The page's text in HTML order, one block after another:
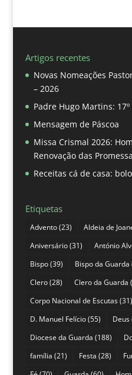
Artigos recentes
Novas Nomeações
– 2026
Padre Hugo Martins:
Mensagem de Páscoa
Missa Crismal 2026:
Renovação das
Receitas cá de casa:
Etiquetas
Advento(23) Aldeia de
Aniversário(31) António
Bispo(39) Bispo da Guarda
Clero(28) Clero da Guarda
Corpo Nacional de Escutas(31)
D. Manuel Felício(55) Deus
Diocese da Guarda (188)
família (21) Festa (28)